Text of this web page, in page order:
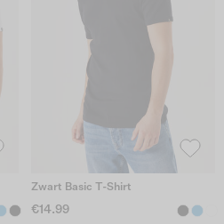
Zwart Basic T-Shirt
€14.99